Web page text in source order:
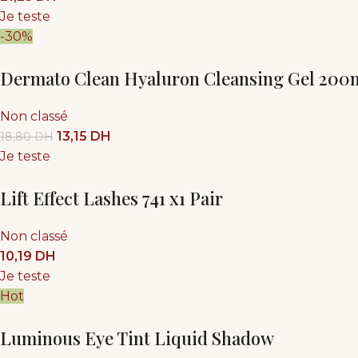
Je teste
-30%
Dermato Clean Hyaluron Cleansing Gel
Non classé
18,80DH 13,15 DH
Je teste
Lift Effect Lashes 741 x1 Pair
Non classé
10,19 DH
Je teste
Hot
Luminous Eye Tint Liquid Shadow